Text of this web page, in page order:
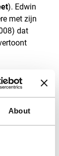
About
). Edwin
met zijn
dat